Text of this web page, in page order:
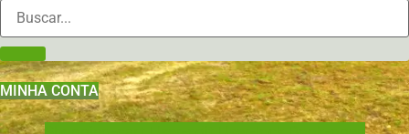
MINHA CONTA